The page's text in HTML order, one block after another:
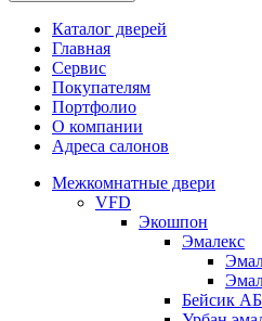
Каталог дверей
Главная
Сервис
Покупателям
Портфолио
О компании
Адреса салонов
Межкомнатные двери
VFD
Экошпон
Эмалекс
Бейсик